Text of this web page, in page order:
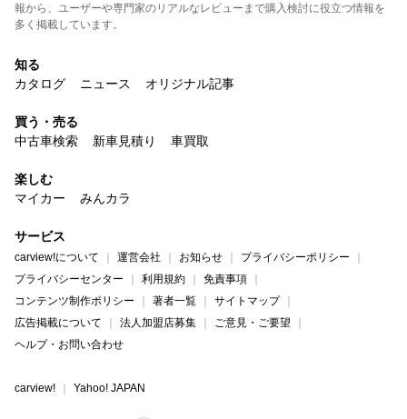
報から、ユーザーや専門家のリアルなレビューまで購入検討に役立つ情報を
多く掲載しています。
知る
カタログ
ニュース オリジナル記事
買う・売る
中古車検索
新車見積り 車買取
楽しむ
マイカー
みんカラ
サービス
carview!について 運営会社 お知らせ
プライバシーポリシー
プライバシーセンター
利用規約
免責事項
コンテンツ制作ポリシー
著者一覧
サイトマップ
広告掲載について
法人加盟店募集
ご意見・ご要望
ヘルプ・お問い合わせ
carview! Yahoo! JAPAN